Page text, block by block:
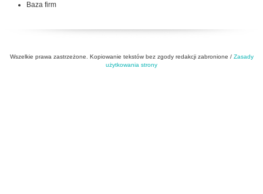
Baza firm
Wszelkie prawa zastrzeżone. Kopiowanie tekstów bez zgody redakcji zabronione / Zasady
użytkowania strony